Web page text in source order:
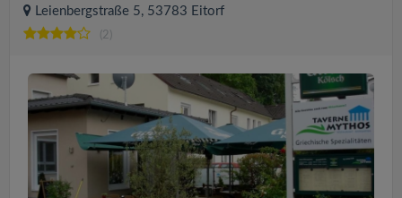
Leienbergstraße 5, 53783 Eitorf
(2)